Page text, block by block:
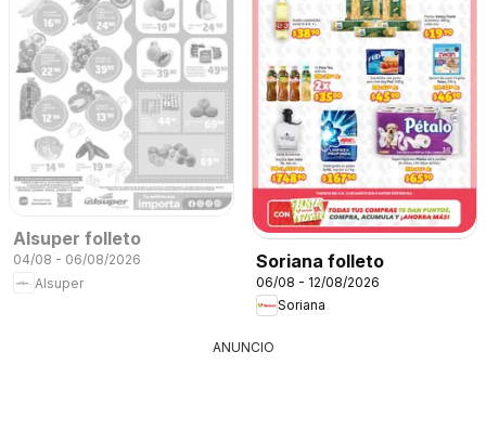
Alsuper folleto
04/08 - 06/08/2026
Alsuper
Soriana folleto
06/08 - 12/08/2026
Soriana
ANUNCIO